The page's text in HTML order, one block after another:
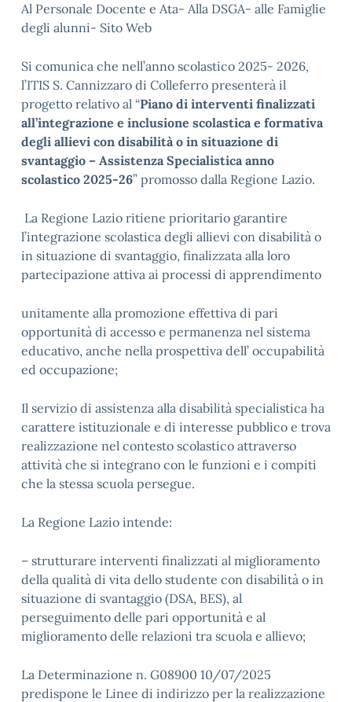
Al Personale Docente e Ata- Alla DSGA- alle Famiglie
degli alunni- Sito Web
Si comunica che nell’anno scolastico 2025- 2026,
l’ITIS S. Cannizzaro di Colleferro presenterà il
progetto relativo al “Piano di interventi finalizzati
all’integrazione e inclusione scolastica e formativa
degli allievi con disabilità o in situazione di
svantaggio – Assistenza Specialistica anno
scolastico 2025-26” promosso dalla Regione Lazio.
La Regione Lazio ritiene prioritario garantire
l’integrazione scolastica degli allievi con disabilità o
in situazione di svantaggio, finalizzata alla loro
partecipazione attiva ai processi di apprendimento
unitamente alla promozione effettiva di pari
opportunità di accesso e permanenza nel sistema
educativo, anche nella prospettiva dell’ occupabilità
ed occupazione;
Il servizio di assistenza alla disabilità specialistica ha
carattere istituzionale e di interesse pubblico e trova
realizzazione nel contesto scolastico attraverso
attività che si integrano con le funzioni e i compiti
che la stessa scuola persegue.
La Regione Lazio intende:
– strutturare interventi finalizzati al miglioramento
della qualità di vita dello studente con disabilità o in
situazione di svantaggio (DSA, BES), al
perseguimento delle pari opportunità e al
miglioramento delle relazioni tra scuola e allievo;
La Determinazione n. G08900 10/07/2025
predispone le Linee di indirizzo per la realizzazione